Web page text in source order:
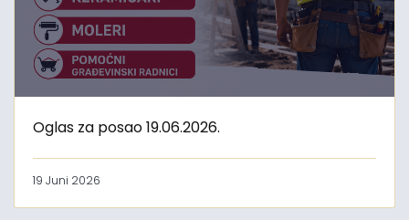
Oglas za posao 19.06.2026.
19 Juni 2026